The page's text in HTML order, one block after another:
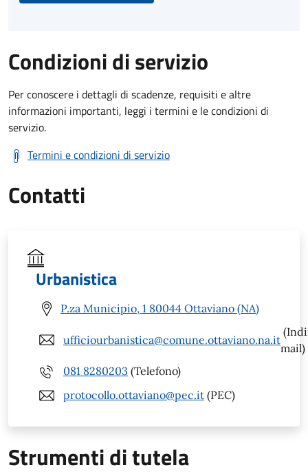
Condizioni di servizio
Per conoscere i dettagli di scadenze, requisiti e altre
informazioni importanti, leggi i termini e le condizioni di
servizio.
Termini e condizioni di servizio
Contatti
Urbanistica
P.za Municipio, 1 80044 Ottaviano (NA)
ufficiourbanistica@comune.ottaviano.na.it
mail)
081 8280203 (Telefono)
protocollo.ottaviano@pec.it (PEC)
Strumenti di tutela